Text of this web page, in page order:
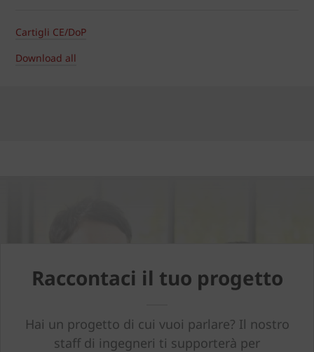
Cartigli CE/DoP
Download all
Raccontaci il tuo progetto
Hai un progetto di cui vuoi parlare? Il nostro
staff di ingegneri ti supporterà per